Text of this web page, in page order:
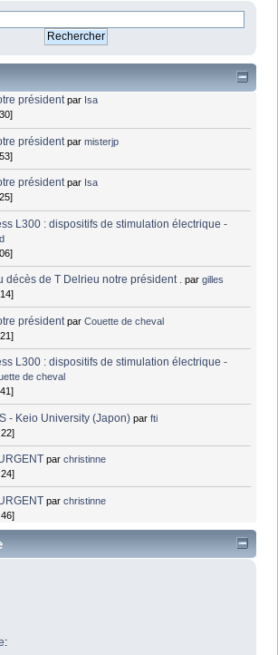
président par Isa
président parmisterjp
président par Isa
L300 : dispositifs de stimulation électrique -
décès de T Delrieu notre président . pargilles
président parCouette de cheval
L300 : dispositifs de stimulation électrique -
de cheval
- Keio University (Japon) parfti
parchristinne
parchristinne
: